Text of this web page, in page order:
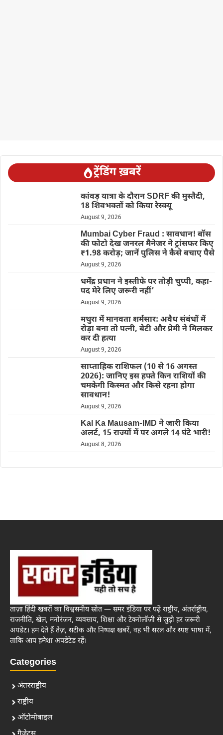
ट्रेंडिंग ख़बरें
कांवड़ यात्रा के दौरान SDRF की मुस्तैदी,
18 शिवभक्तों को किया रेस्क्यू
August 9, 2026
Mumbai Cyber Fraud : सावधान! बॉस
की फोटो देख जनरल मैनेजर ने ट्रांसफर किए
₹1.98 करोड़; जानें पुलिस ने कैसे बचाए पैसे
August 9, 2026
धर्मेंद्र प्रधान ने इस्तीफे पर तोड़ी चुप्पी, कहा-
पद मेरे लिए जरूरी नहीं’
August 9, 2026
मथुरा में मानवता शर्मसार: अवैध संबंधों में
रोड़ा बना तो पत्नी, बेटी और प्रेमी ने मिलकर
कर दी हत्या
August 9, 2026
साप्ताहिक राशिफल (10 से 16 अगस्त
2026): जानिए इस हफ्ते किन राशियों की
चमकेगी किस्मत और किसे रहना होगा
सावधान!
August 9, 2026
Kal Ka Mausam-IMD ने जारी किया
अलर्ट, 15 राज्यों में पर अगले 14 घंटे भारी!
August 8, 2026
ताज़ा हिंदी खबरों का विश्वसनीय स्रोत — समर इंडिया पर पढ़ें राष्ट्रीय, अंतर्राष्ट्रीय,
राजनीति, खेल, मनोरंजन, व्यवसाय, शिक्षा और टेक्नोलॉजी से जुड़ी हर जरूरी
अपडेट। हम देते हैं तेज़, सटीक और निष्पक्ष खबरें, वह भी सरल और स्पष्ट भाषा में,
ताकि आप हमेशा अपडेटेड रहें।
Categories
अंतरराष्ट्रीय
राष्ट्रीय
ऑटोमोबाइल